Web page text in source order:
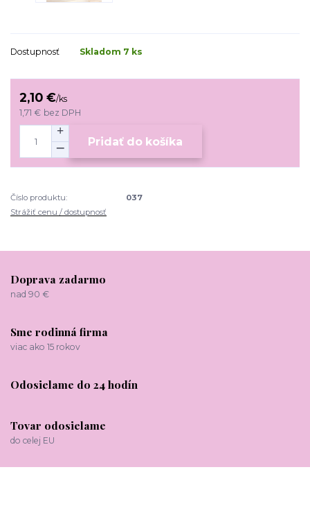
Dostupnosť Skladom 7 ks
2,10 €/ks
1,71 € bez DPH
Pridať do košíka
Číslo produktu:
037
Strážiť cenu / dostupnosť
Doprava zadarmo
nad 90 €
Sme rodinná firma
viac ako 15 rokov
Odosielame do 24 hodín
Tovar odosielame
do celej EU